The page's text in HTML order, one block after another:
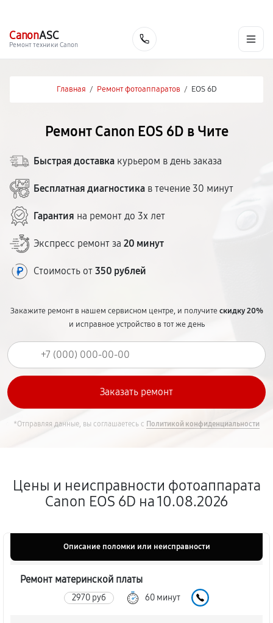
CanonASC
Ремонт техники Canon
Главная / Ремонт фотоаппаратов / EOS 6D
Ремонт Canon EOS 6D в Чите
Быстрая доставка курьером в день заказа
Бесплатная диагностика в течение 30 минут
Гарантия на ремонт до 3х лет
Экспресс ремонт за 20 минут
Стоимость от 350 рублей
Закажите ремонт в нашем сервисном центре, и получитескидку 20%
и исправное устройство в тот же день
*Отправляя данные, вы соглашаетесь с Политикой конфиденциальности
Цены и неисправности фотоаппарата
Canon EOS 6D на 10.08.2026
Описание поломки или неисправности
Ремонт материнской платы
2970 руб 60 минут